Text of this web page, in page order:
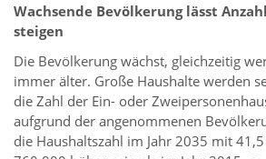
Wachsende Bevölkerung lässt
steigen
Die Bevölkerung wächst, gleichzeitig
immer älter. Große Haushalte werden
die Zahl der Ein- oder
aufgrund der angenommenen
die Haushaltszahl im Jahr 2035 mit